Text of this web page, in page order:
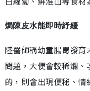
焗陳皮水能即時紓緩
陸醫師稱幼童腸胃發
問題，大便會較稀爛
的，則會出現便秘、